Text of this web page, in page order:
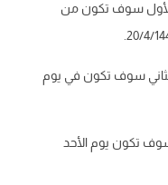
سوف تكون من
تكون في يوم
يوم الأحد